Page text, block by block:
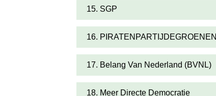
15. SGP
16. PIRATENPARTIJDEGROENEN
17. Belang Van Nederland (BVNL)
18. Meer Directe Democratie